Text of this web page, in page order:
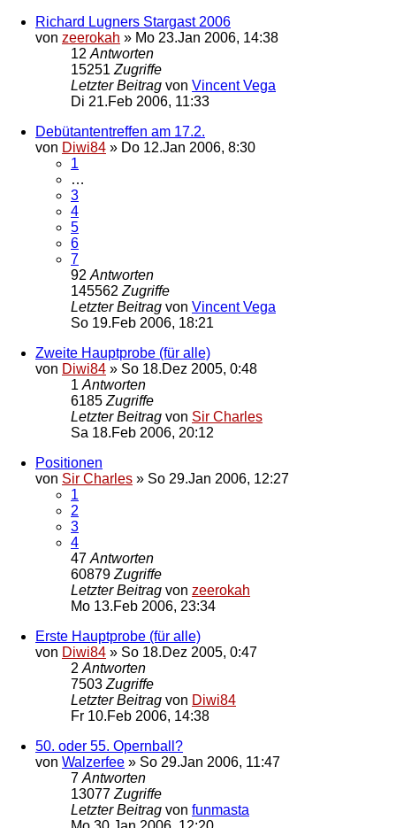
Richard Lugners Stargast 2006
von zeerokah » Mo 23.Jan 2006, 14:38
12 Antworten
15251 Zugriffe
Letzter Beitrag von Vincent Vega
Di 21.Feb 2006, 11:33
Debütantentreffen am 17.2.
von Diwi84 » Do 12.Jan 2006, 8:30
1
…
3
4
5
6
7
92 Antworten
145562 Zugriffe
Letzter Beitrag von Vincent Vega
So 19.Feb 2006, 18:21
Zweite Hauptprobe (für alle)
von Diwi84 » So 18.Dez 2005, 0:48
1 Antworten
6185 Zugriffe
Letzter Beitrag von Sir Charles
Sa 18.Feb 2006, 20:12
Positionen
von Sir Charles » So 29.Jan 2006, 12:27
1
2
3
4
47 Antworten
60879 Zugriffe
Letzter Beitrag von zeerokah
Mo 13.Feb 2006, 23:34
Erste Hauptprobe (für alle)
von Diwi84 » So 18.Dez 2005, 0:47
2 Antworten
7503 Zugriffe
Letzter Beitrag von Diwi84
Fr 10.Feb 2006, 14:38
50. oder 55. Opernball?
von Walzerfee » So 29.Jan 2006, 11:47
7 Antworten
13077 Zugriffe
Letzter Beitrag von funmasta